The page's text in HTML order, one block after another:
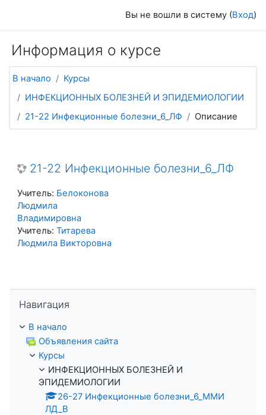
Вы не вошли в систему (Вход)
Информация о курсе
В начало
Курсы
ИНФЕКЦИОННЫХ БОЛЕЗНЕЙ И ЭПИДЕМИОЛОГИИ
21-22 Инфекционные болезни_6_ЛФ
Описание
21-22 Инфекционные болезни_6_ЛФ
Учитель: Белоконова
Людмила
Владимировна
Учитель: Титарева
Людмила Викторовна
Навигация
В начало
Объявления сайта
Курсы
ИНФЕКЦИОННЫХ БОЛЕЗНЕЙ И
ЭПИДЕМИОЛОГИИ
26-27 Инфекционные болезни_6_ММИ
ЛД_В